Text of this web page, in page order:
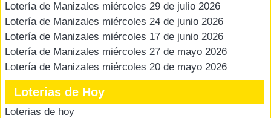
Lotería de Manizales miércoles 29 de julio 2026
Lotería de Manizales miércoles 24 de junio 2026
Lotería de Manizales miércoles 17 de junio 2026
Lotería de Manizales miércoles 27 de mayo 2026
Lotería de Manizales miércoles 20 de mayo 2026
Loterias de Hoy
Loterias de hoy